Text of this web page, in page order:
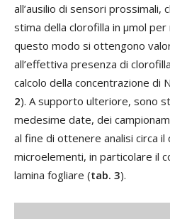
all’ausilio di sensori prossimali,
stima della clorofilla in µmol
questo modo si ottengono
all’effettiva presenza di
calcolo della concentrazione di
2). A supporto ulteriore, sono
medesime date, dei
al fine di ottenere analisi circa
microelementi, in particolare il
lamina fogliare (tab. 3).